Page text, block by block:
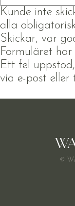
Kunde inte
alla
Skickar, var
Formuläret har
Ett fel
via e-post eller
©